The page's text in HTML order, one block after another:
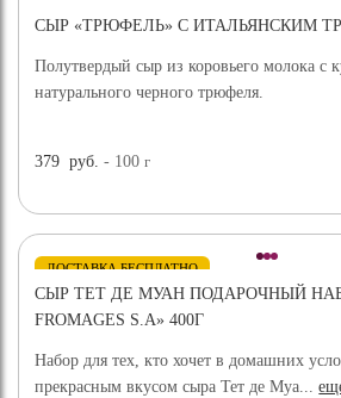
СЫР «ТРЮФЕЛЬ» С ИТАЛЬЯНСКИМ
Полутвердый сыр из коровьего молока с
натурального черного трюфеля.
379 руб. - 100г
ДОСТАВКА БЕСПЛАТНО
СЫР ТЕТ ДЕ МУАН ПОДАРОЧНЫЙ
FROMAGES S.A» 400Г
Набор для тех, кто хочет в домашних
прекрасным вкусом сыра Тет де Муа...